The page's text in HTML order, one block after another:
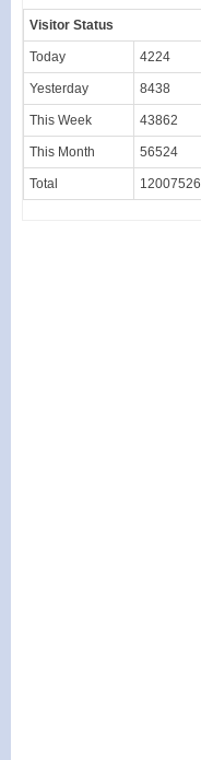
Visitor Status
Today 4224
Yesterday 8438
This Week 43862
This Month 56524
Total 12007526